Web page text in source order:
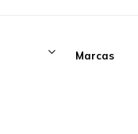
Marcas